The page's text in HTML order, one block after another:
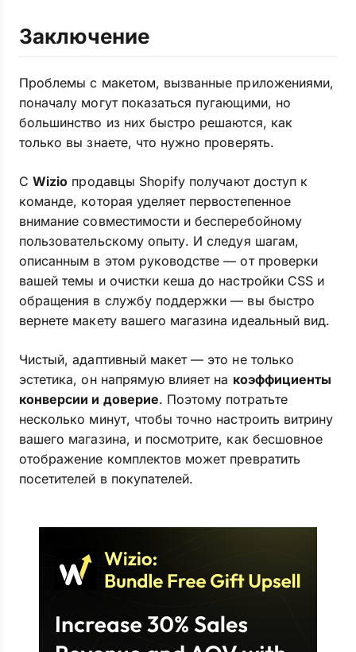
Заключение
Проблемы с макетом, вызванные приложениями,
поначалу могут показаться пугающими, но
большинство из них быстро решаются, как
только вы знаете, что нужно проверять.
СWizio продавцы Shopify получают доступ к
команде, которая уделяет первостепенное
внимание совместимости и бесперебойному
пользовательскому опыту. И следуя шагам,
описанным в этом руководстве — от проверки
вашей темы и очистки кеша до настройки CSS и
обращения в службу поддержки — вы быстро
вернете макету вашего магазина идеальный вид.
Чистый, адаптивный макет — это не только
эстетика, он напрямую влияет на коэффициенты
конверсии и доверие. Поэтому потратьте
несколько минут, чтобы точно настроить витрину
вашего магазина, и посмотрите, как бесшовное
отображение комплектов может превратить
посетителей в покупателей.